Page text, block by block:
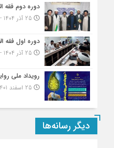
دوره دوم فقه
25 آذر 1404 - 0:41
دوره اول فقه
25 آذر 1404 - 0:30
رویداد ملی
25 اسفند 1401 - 16:29
دیگر رسانه‌ها